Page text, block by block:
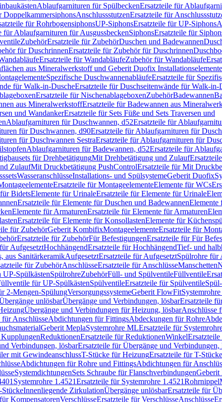
Ablaufgarnituren für SpülbeckenErsatzteile für
DoppelkammersiphonsAnschlussstutzenErsatzteile für
für RohrbogensiphonsUP-SiphonsErsatzteile für UP-Siphons
für Ablaufgarnituren für AusgussbeckenSiphonsErsatzteile für
ZubehörErsatzteile für ZubehörDuschen und Badewannen
für DuschrinnenErsatzteile für Zubehör für Duschrinnen
Ersatzteile für WandabläufeZubehör für Wandabläufe
aus Mineralwerkstoff und Geberit Duofix Installationselemente
Spezifische DuschwannenabläufeErsatzteile für
für Walk-in-DuscheErsatzteile für Duschseitenwände für Walk-in-
Ersatzteile für NischenablageboxenZubehörBadewannen
aus MineralwerkstoffErsatzteile für Badewannen aus
und WandankerErsatzteile für Sets Füße und Sets Traversen und
Ablaufgarnituren für Duschwannen, d52Ersatzteile für
für Duschwannen, d90Ersatzteile für Ablaufgarnituren für
für Duschwannen SestraErsatzteile für Ablaufgarnituren für
Ablaufgarnituren für Badewannen, d52Ersatzteile für
für DrehbetätigungMit Drehbetätigung und Zulauf
ZulaufMit Druckbetätigung PushControlErsatzteile für Mit
WasseranschlüsseInstallations- und SpülsystemeGeberit Duofix
Ersatzteile für MontageelementeElemente für WCs
BidetsElemente für UrinaleErsatzteile für Elemente für Urinale
Ersatzteile für Elemente für Duschen und BadewannenElemente
Elemente für ArmaturenErsatzteile für Elemente für Armaturen
Ersatzteile für Elemente für KonsollastenElemente für
für ZubehörGeberit KombifixMontageelementeErsatzteile für
Ersatzteile für ZubehörFür BefestigungenErsatzteile für Für
AufgesetztHochhängendErsatzteile für HochhängendTief- und
aus SanitärkeramikAufgesetztErsatzteile für AufgesetztSpülrohre für
für ZubehörAnschlüsseErsatzteile für AnschlüsseManschetten
UP-SpülkästenSpülrohreZubehörFüll- und SpülventileFüllventile
für UP-SpülkästenSpülventileErsatzteile für Spülventile
2-Mengen-SpülungVersorgungssystemeGeberit FlowFit
unlösbarÜbergänge und Verbindungen, lösbarErsatzteile
Übergänge und Verbindungen für Heizung, lösbarAnschlüsse
AnschlüsseAbdichtungen für FittingsAbdeckungen für Rohre
Geberit MeplaSystemrohre MLErsatzteile für
ReduktionenErsatzteile für ReduktionenWinkel
Verbindungen, lösbarErsatzteile für Übergänge und Verbindungen,
mit GewindeanschlussT-Stücke für HeizungErsatzteile für T-
Abdichtungen für Rohre und FittingsAbdichtungen für
SystemdichtungenSets Schraube für FlanschverbindungenGeberit
Systemrohre 1.4521Ersatzteile für Systemrohre 1.4521Rohrnippel
Innenliegende ZirkulationÜbergänge unlösbarErsatzteile für
KompensatorenVerschlüsseErsatzteile für VerschlüsseAnschlüsse